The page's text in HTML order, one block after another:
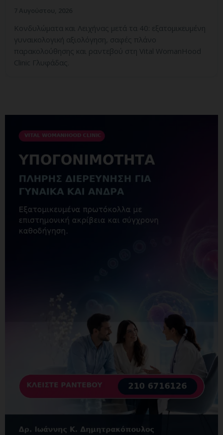
Κονδυλώματα και Λειχήνας μετά τα 40: εξατομικευμένη
γυναικολογική αξιολόγηση, σαφές πλάνο
παρακολούθησης και ραντεβού στη Vital WomanHood
Clinic Γλυφάδας.